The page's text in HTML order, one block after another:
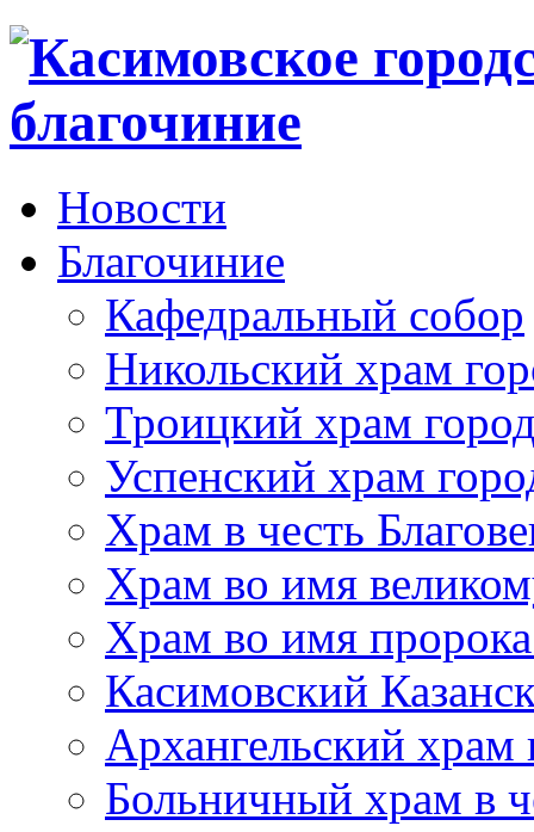
Новости
Благочиние
Кафедральный собор
Никольский храм
Троицкий храм
Успенский храм
Храм в честь
Храм во имя
Храм во имя
Касимовский
Архангельский храм
Больничный храм в